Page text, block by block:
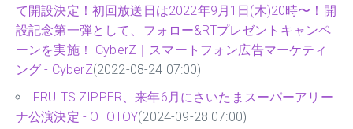
て開設決定！初回放送日は2022年9月1日(木)20時〜！開
設記念第一弾として、フォロー&RTプレゼントキャンペ
ーンを実施！ CyberZ｜スマートフォン広告マーケティ
ング - CyberZ(2022-08-24 07:00)
FRUITS ZIPPER、来年6月にさいたまスーパーアリー
ナ公演決定 - OTOTOY(2024-09-28 07:00)